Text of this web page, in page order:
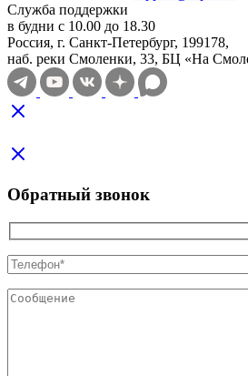
Служба поддержки
в будни с 10.00 до 18.30
Россия, г. Санкт-Петербург, 199178,
наб. реки Смоленки, 33, БЦ «На
Обратный звонок